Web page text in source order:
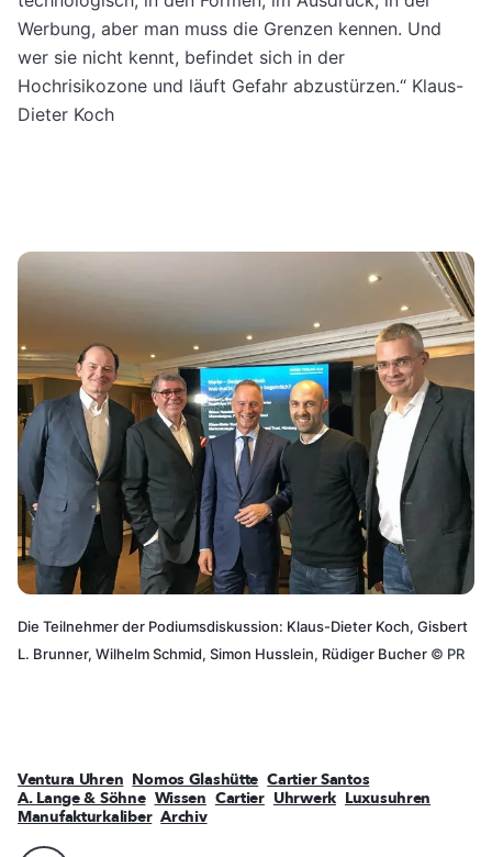
Werbung, aber man muss die Grenzen kennen. Und
wer sie nicht kennt, befindet sich in der
Hochrisikozone und läuft Gefahr abzustürzen.“ Klaus-
Dieter Koch
Die Teilnehmer der Podiumsdiskussion: Klaus-Dieter Koch, Gisbert
L. Brunner, Wilhelm Schmid, Simon Husslein, Rüdiger Bucher © PR
Ventura Uhren Nomos Glashütte Cartier Santos
A. Lange & Söhne Wissen Cartier Uhrwerk Luxusuhren
Manufakturkaliber Archiv